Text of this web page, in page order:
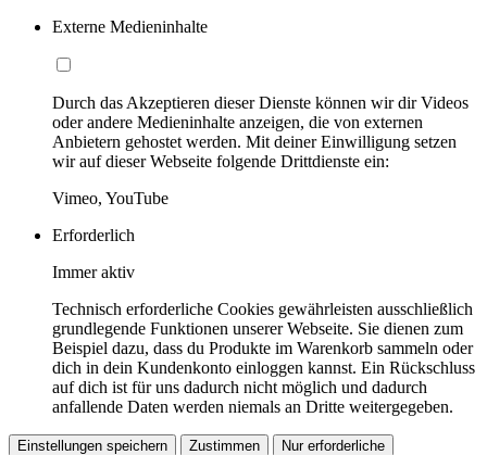
Externe Medieninhalte
Durch das Akzeptieren dieser Dienste können wir dir Videos
oder andere Medieninhalte anzeigen, die von externen
Anbietern gehostet werden. Mit deiner Einwilligung setzen
wir auf dieser Webseite folgende Drittdienste ein:
Vimeo, YouTube
Erforderlich
Immer aktiv
Technisch erforderliche Cookies gewährleisten ausschließlich
grundlegende Funktionen unserer Webseite. Sie dienen zum
Beispiel dazu, dass du Produkte im Warenkorb sammeln oder
dich in dein Kundenkonto einloggen kannst. Ein Rückschluss
auf dich ist für uns dadurch nicht möglich und dadurch
anfallende Daten werden niemals an Dritte weitergegeben.
Einstellungen speichern Zustimmen Nur erforderliche